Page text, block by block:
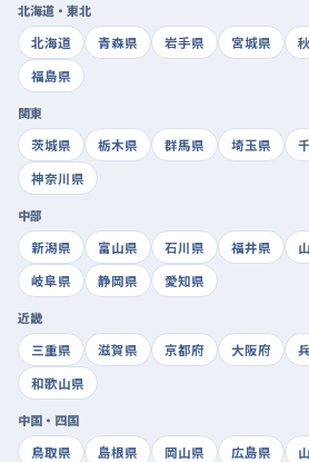
北海道・東北
北海道
青森県 岩手県 宮城県
福島県
関東
茨城県
栃木県 群馬県 埼玉県
神奈川県
中部
新潟県
富山県 石川県 福井県
岐阜県
静岡県 愛知県
近畿
三重県
滋賀県 京都府 大阪府
和歌山県
中国・四国
鳥取県
島根県 岡山県 広島県